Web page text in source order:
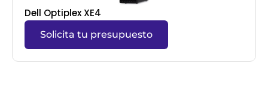
Dell Optiplex XE4
Solicita tu presupuesto